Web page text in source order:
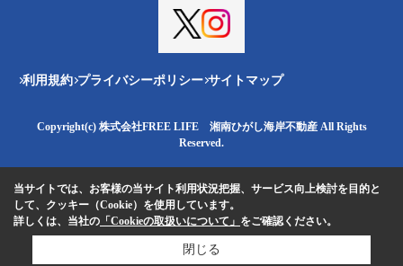
利用規約 プライバシーポリシー サイトマップ
Copyright(c) 株式会社FREE LIFE 湘南ひがし海岸不動産 All Rights
Reserved.
当サイトでは、お客様の当サイト利用状況把握、サービス向上検討を目的と
して、クッキー（Cookie）を使用しています。
詳しくは、当社の 「Cookieの取扱いについて」 をご確認ください。
閉じる